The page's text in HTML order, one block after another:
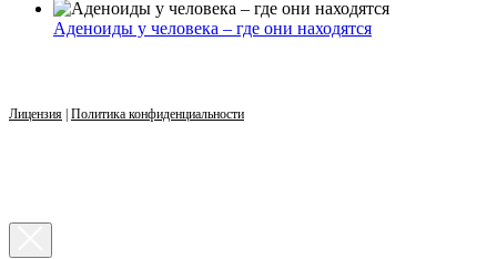
Аденоиды у человека – где они находятся
Лицензия | Политика конфиденциальности